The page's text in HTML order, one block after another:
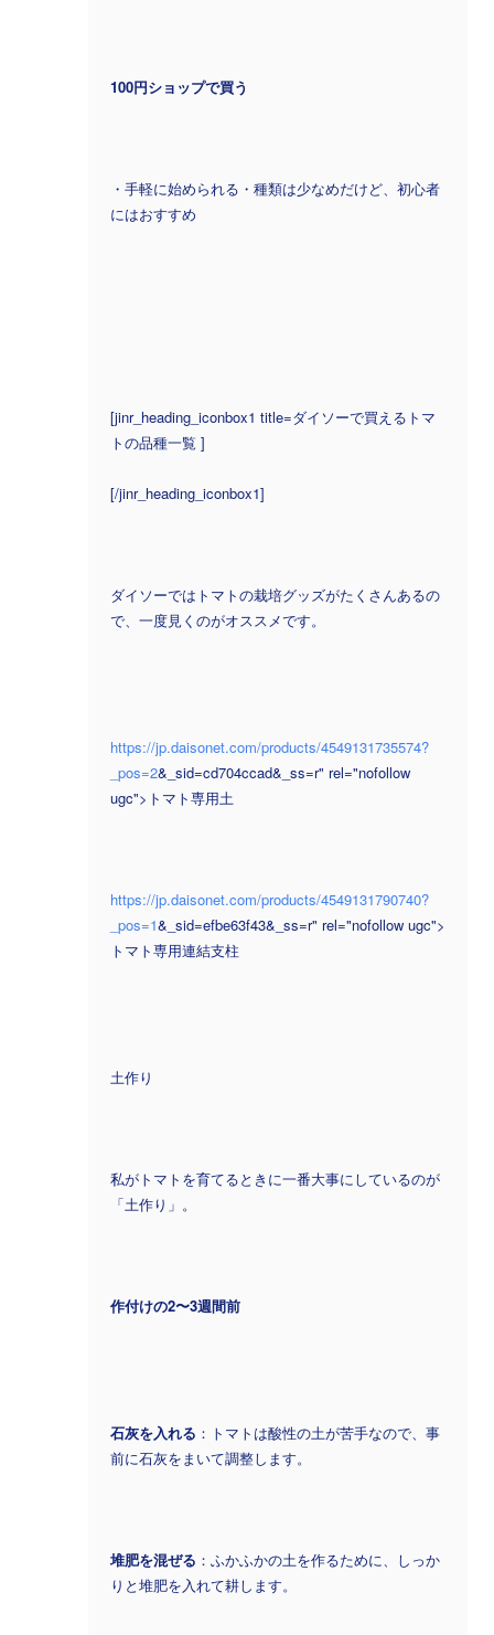
100円ショップで買う
・手軽に始められる・種類は少なめだけど、初心者
にはおすすめ
[jinr_heading_iconbox1 title=ダイソーで買えるトマ
トの品種一覧 ]
[/jinr_heading_iconbox1]
ダイソーではトマトの栽培グッズがたくさんあるの
で、一度見くのがオススメです。
https://jp.daisonet.com/products/4549131735574?
_pos=2&_sid=cd704ccad&_ss=r" rel="nofollow
ugc">トマト専用土
https://jp.daisonet.com/products/4549131790740?
_pos=1&_sid=efbe63f43&_ss=r" rel="nofollow ugc">
トマト専用連結支柱
土作り
私がトマトを育てるときに一番大事にしているのが
「土作り」。
作付けの2〜3週間前
石灰を入れる ：トマトは酸性の土が苦手なので、事
前に石灰をまいて調整します。
堆肥を混ぜる ：ふかふかの土を作るために、しっか
りと堆肥を入れて耕します。